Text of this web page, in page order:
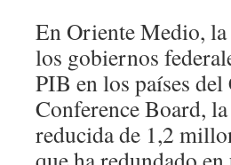
En Oriente Medio,
los gobiernos
PIB en los países
Conference Board,
reducida de 1,2